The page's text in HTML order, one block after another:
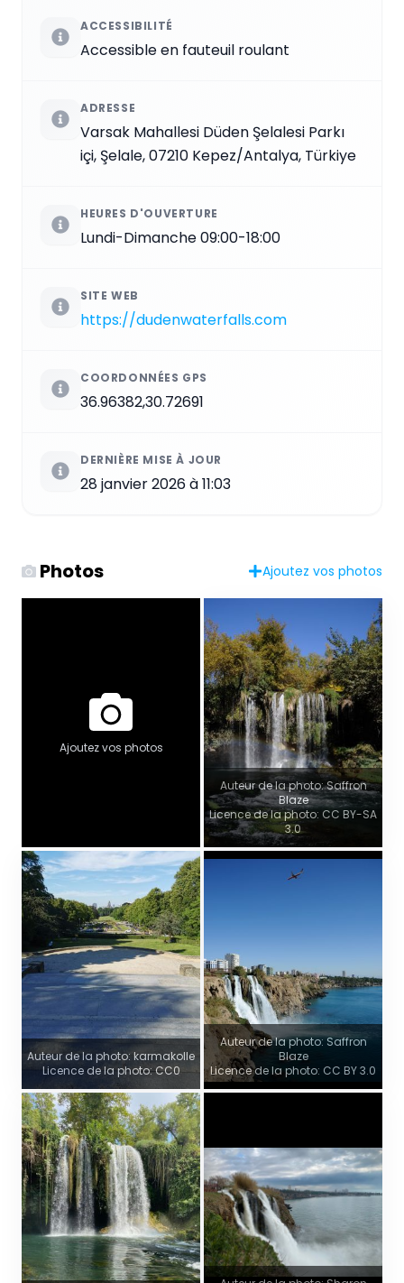
ACCESSIBILITÉ
Accessible en fauteuil roulant
ADRESSE
Varsak Mahallesi Düden Şelalesi Parkı
içi, Şelale, 07210 Kepez/Antalya, Türkiye
HEURES D'OUVERTURE
Lundi-Dimanche 09:00-18:00
SITE WEB
https://dudenwaterfalls.com
COORDONNÉES GPS
36.96382,30.72691
DERNIÈRE MISE À JOUR
28 janvier 2026 à 11:03
Photos Ajoutez vos photos
Ajoutez vos photos
Auteur de la photo: Saffron
Blaze
Licence de la photo: CC BY-SA
3.0
Auteur de la photo: karmakolle
Licence de la photo: CC0
Auteur de la photo: Saffron
Blaze
Licence de la photo: CC BY 3.0